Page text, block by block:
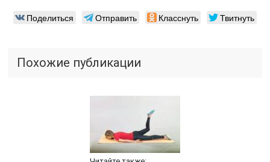
Поделиться Отправить Класснуть Твитнуть
Похожие публикации